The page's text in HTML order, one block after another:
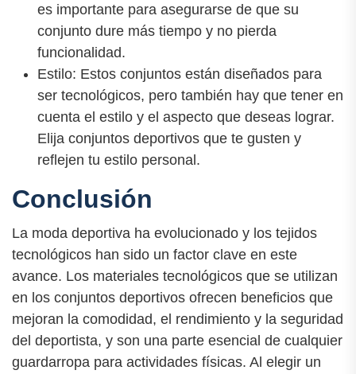
es importante para asegurarse de que su
conjunto dure más tiempo y no pierda
funcionalidad.
Estilo: Estos conjuntos están diseñados para
ser tecnológicos, pero también hay que tener en
cuenta el estilo y el aspecto que deseas lograr.
Elija conjuntos deportivos que te gusten y
reflejen tu estilo personal.
Conclusión
La moda deportiva ha evolucionado y los tejidos
tecnológicos han sido un factor clave en este
avance. Los materiales tecnológicos que se utilizan
en los conjuntos deportivos ofrecen beneficios que
mejoran la comodidad, el rendimiento y la seguridad
del deportista, y son una parte esencial de cualquier
guardarropa para actividades físicas. Al elegir un